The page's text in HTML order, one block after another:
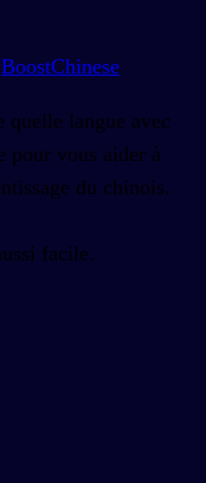
BoostChinese
quelle langue avec
pour vous aider à
du chinois.
facile.